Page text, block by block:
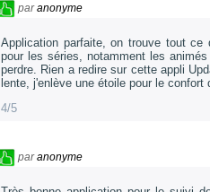
paranonyme
Application parfaite, on trouve tout ce
pour les séries, notamment les
perdre. Rien a redire sur cette appli
lente, j'enlève une étoile pour le
4/5
paranonyme